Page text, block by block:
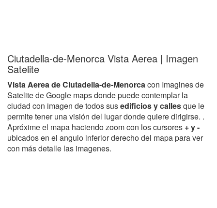
Ciutadella-de-Menorca Vista Aerea | Imagen
Satelite
Vista Aerea de Ciutadella-de-Menorcacon Imagines de
Satelite de Google maps donde puede contemplar la
ciudad con imagen de todos susedificios y callesque le
permite tener una visión del lugar donde quiere dirigirse. .
Apróxime el mapa haciendo zoom con los cursores + y -
ubicados en el angulo inferior derecho del mapa para ver
con más detalle las imagenes.